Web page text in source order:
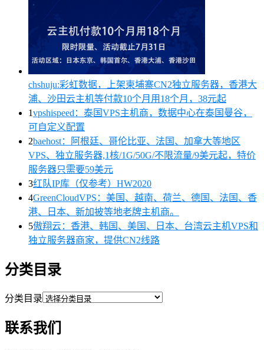
chshuju:彩虹数据，上架柬埔寨CN2独立服务器，香港大
浦、沙田云主机等付款10个月用18个月，38元起
1vpshispeed：泰国VPS主机商，数据中心在泰国曼谷，
可自定义配置
2baehost：阿根廷、哥伦比亚、法国、加拿大等地区
VPS、独立服务器,1核/1G/50G/不限流量/9美元起，特价
服务器只需要59美元
3红队IP库（仅参考）HW2020
4GreenCloudVPS：美国、越南、荷兰、德国、法国、香
港、日本、新加披等地老牌主机商。
5傲翔云：香港、韩国、美国、日本、台湾云主机VPS和
独立服务器商家，提供CN2线路
分类目录
分类目录
联系我们